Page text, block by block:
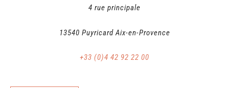
4 rue principale
13540 Puyricard Aix-en-Provence
+33 (0)4 42 92 22 00